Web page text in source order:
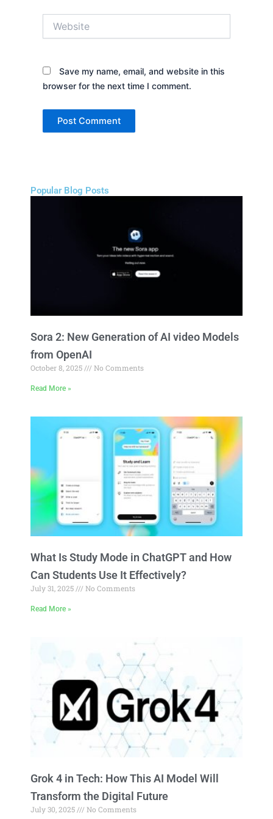
Save my name, email, and website in this
browser for the next time I comment.
Popular Blog Posts
Sora 2: New Generation of AI video Models
from OpenAI
October 8, 2025 No Comments
Read More »
What Is Study Mode in ChatGPT and How
Can Students Use It Effectively?
July 31, 2025 No Comments
Read More »
Grok 4 in Tech: How This AI Model Will
Transform the Digital Future
July 30, 2025 No Comments